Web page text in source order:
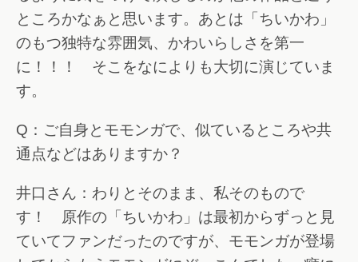
ところかなぁと思います。あとは「ちいかわ」
のもつ独特な雰囲気、かわいらしさを第一
に！！！ そこをなによりも大切に演じていま
す。
Q：ご自身とモモンガで、似ているところや共
通点などはありますか？
井口さん：わりとそのまま、私そのもので
す！ 原作の「ちいかわ」は最初からずっと見
ていてファンだったのですが、モモンガが登場